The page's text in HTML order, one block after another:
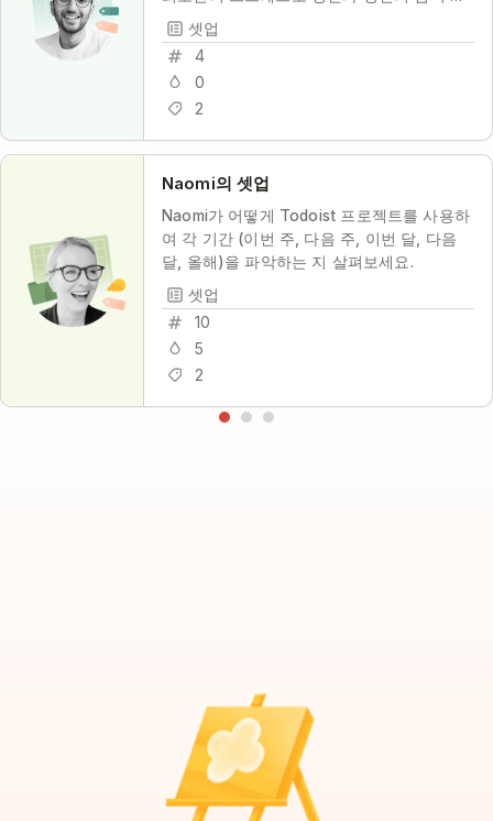
동 작업하고 생산성을 유지하는 데 도움이 될
것입니다.
셋업
4
0
2
Naomi의 셋업
Naomi가 어떻게 Todoist 프로젝트를 사용하
여 각 기간 (이번 주, 다음 주, 이번 달, 다음
달, 올해)을 파악하는 지 살펴보세요.
셋업
10
5
2